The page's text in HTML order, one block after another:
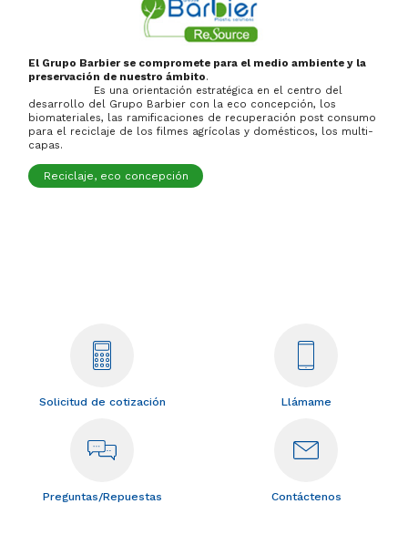
El Grupo Barbier se compromete para el medio ambiente y la
preservación de nuestro ámbito.
Es una orientación estratégica en el centro del
desarrollo del Grupo Barbier con la eco concepción, los
biomateriales, las ramificaciones de recuperación post consumo
para el reciclaje de los filmes agrícolas y domésticos, los multi-
capas.
Reciclaje, eco concepción
Solicitud de cotización Llámame
Preguntas/Repuestas Contáctenos